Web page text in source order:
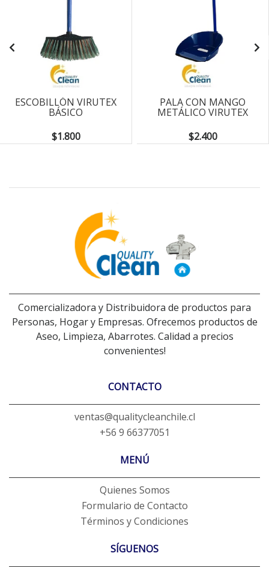
ESCOBILLÓN VIRUTEX
BÁSICO
$1.800
PALA CON MANGO
METÁLICO VIRUTEX
$2.400
Comercializadora y Distribuidora de productos para
Personas, Hogar y Empresas. Ofrecemos productos de
Aseo, Limpieza, Abarrotes. Calidad a precios
convenientes!
CONTACTO
ventas@qualitycleanchile.cl
+56 9 66377051
MENÚ
Quienes Somos
Formulario de Contacto
Términos y Condiciones
SÍGUENOS